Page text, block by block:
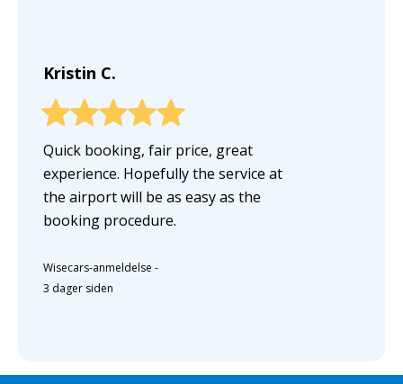
Kristin C.
Quick booking, fair price, great
experience. Hopefully the service at
the airport will be as easy as the
booking procedure.
Wisecars-anmeldelse -
3 dager siden